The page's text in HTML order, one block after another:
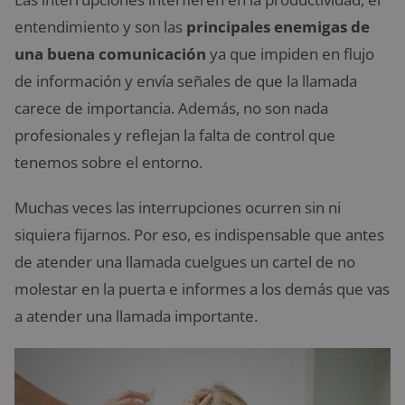
entendimiento y son las principales enemigas de
una buena comunicación ya que impiden en flujo
de información y envía señales de que la llamada
carece de importancia. Además, no son nada
profesionales y reflejan la falta de control que
tenemos sobre el entorno.
Muchas veces las interrupciones ocurren sin ni
siquiera fijarnos. Por eso, es indispensable que antes
de atender una llamada cuelgues un cartel de no
molestar en la puerta e informes a los demás que vas
a atender una llamada importante.